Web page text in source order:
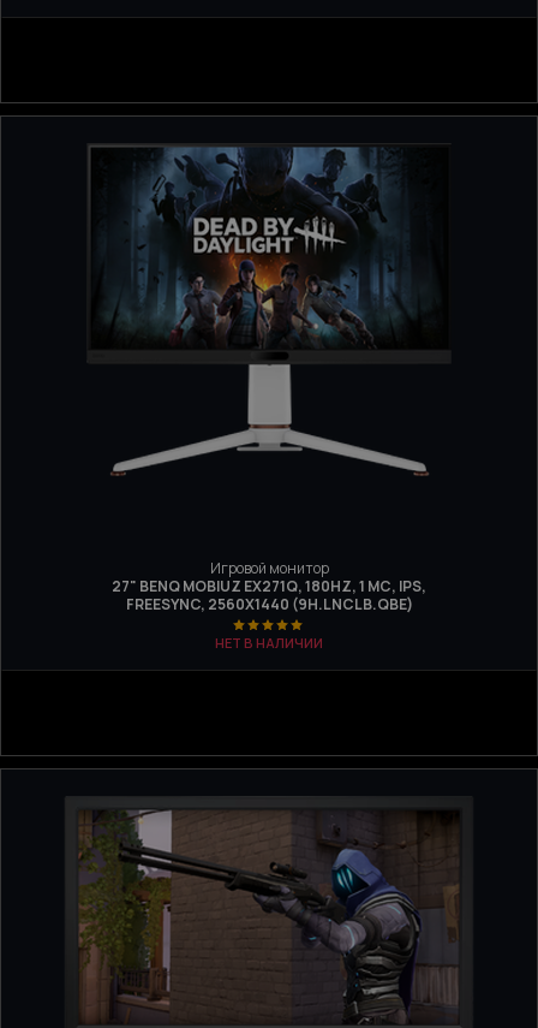
Игровой монитор
27" BENQ MOBIUZ EX271Q, 180HZ, 1 МС, IPS,
FREESYNC, 2560Х1440 (9H.LNCLB.QBE)
НЕТ В НАЛИЧИИ